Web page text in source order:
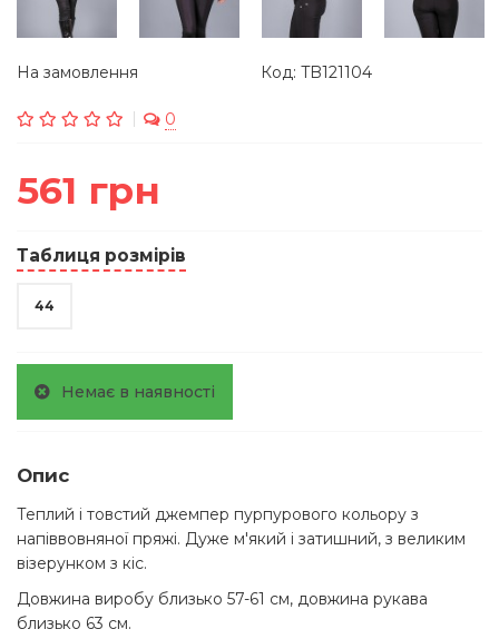
На замовлення Код: TB121104
0
561 грн
Таблиця розмірів
44
Немає в наявності
Опис
Теплий і товстий джемпер пурпурового кольору з
напіввовняної пряжі. Дуже м'який і затишний, з великим
візерунком з кіс.
Довжина виробу близько 57-61 см, довжина рукава
близько 63 см.